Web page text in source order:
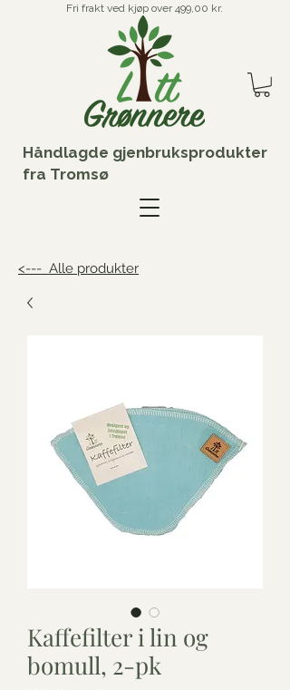
Fri frakt ved kjøp over 499,00 kr.
Håndlagde gjenbruksprodukter
fra Tromsø
<--- Alle produkter
Kaffefilter i lin og
bomull, 2-pk